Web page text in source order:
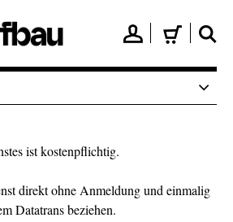
👤 🛒 🔍
ist kostenpflichtig.
direkt ohne Anmeldung und einmalig
Datatrans beziehen.